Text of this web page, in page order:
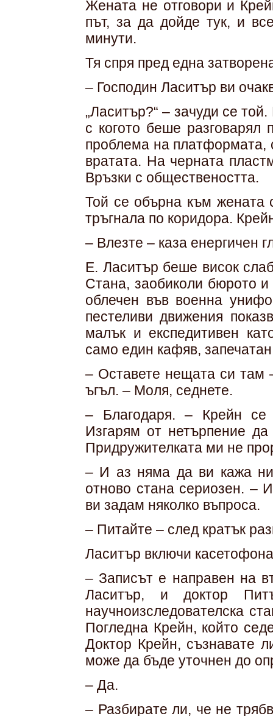
Жената не отговори и
път, за да дойде тук, и
минути.
Тя спря пред една
– Господин Ласитър ви
„Ласитър?“ – зачуди се
с когото беше
проблема на платформата,
вратата. На черната
Връзки с обществеността.
Той се обърна към жената
тръгнала по коридора.
– Влезте – каза енергичен
Е. Ласитър беше висок
Стана, заобиколи бюрото
облечен във военна
пестеливи движения
малък и експедитивен
само един кафяв,
– Оставете нещата си там
ъгъл. – Моля, седнете.
– Благодаря. – Крейн се
Изгарям от нетърпение
Придружителката ми не
– И аз няма да ви кажа
отново стана сериозен. –
ви задам няколко въпроса.
– Питайте – след кратък
Ласитър включи
– Записът е направен на
Ласитър, и доктор
научноизследователска
Погледна Крейн, който
Доктор Крейн, съзнавате
може да бъде уточнен до
– Да.
– Разбирате ли, че не